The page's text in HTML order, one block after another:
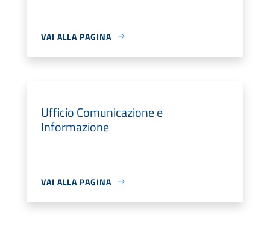
VAI ALLA PAGINA
Ufficio Comunicazione e
Informazione
VAI ALLA PAGINA